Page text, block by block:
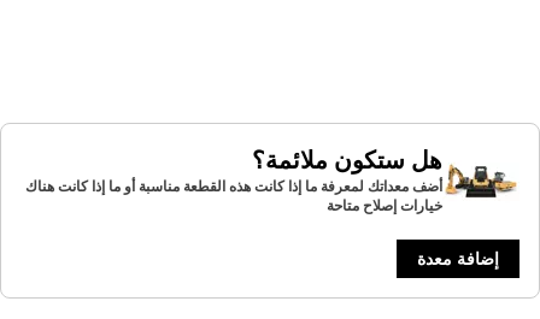
هل ستكون ملائمة؟
أضف معداتك لمعرفة ما إذا كانت هذه القطعة مناسبة أو ما إذا كانت هناك
خيارات إصلاح متاحة
إضافة معدة